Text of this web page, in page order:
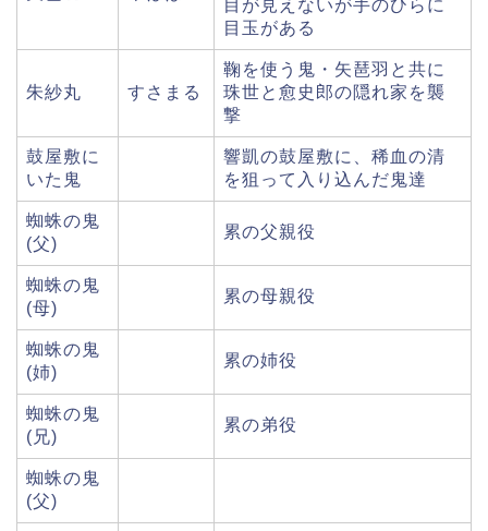
目が見えないが手のひらに
目玉がある
朱紗丸 すさまる
鞠を使う鬼・矢琶羽と共に
珠世と愈史郎の隠れ家を襲
撃
鼓屋敷に
いた鬼
響凱の鼓屋敷に、稀血の清
を狙って入り込んだ鬼達
蜘蛛の鬼
(父)
累の父親役
蜘蛛の鬼
(母)
累の母親役
蜘蛛の鬼
(姉)
累の姉役
蜘蛛の鬼
(兄)
累の弟役
蜘蛛の鬼
(父)